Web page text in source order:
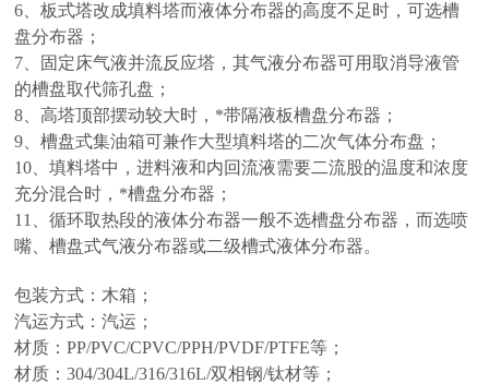
6、板式塔改成填料塔而液体分布器的高度不足时，可选槽
盘分布器；
7、固定床气液并流反应塔，其气液分布器可用取消导液管
的槽盘取代筛孔盘；
8、高塔顶部摆动较大时，*带隔液板槽盘分布器；
9、槽盘式集油箱可兼作大型填料塔的二次气体分布盘；
10、填料塔中，进料液和内回流液需要二流股的温度和浓度
充分混合时，*槽盘分布器；
11、循环取热段的液体分布器一般不选槽盘分布器，而选喷
嘴、槽盘式气液分布器或二级槽式液体分布器。
包装方式：木箱；
汽运方式：汽运；
材质：PP/PVC/CPVC/PPH/PVDF/PTFE等；
材质：304/304L/316/316L/双相钢/钛材等；